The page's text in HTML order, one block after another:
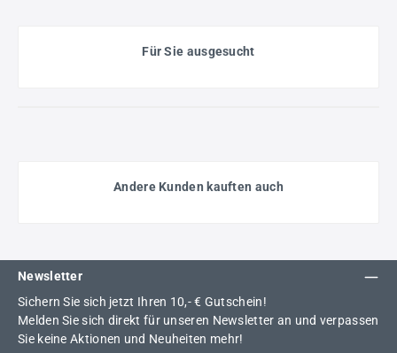
Für Sie ausgesucht
Andere Kunden kauften auch
Newsletter
Sichern Sie sich jetzt Ihren 10,- € Gutschein!
Melden Sie sich direkt für unseren Newsletter an und verpassen
Sie keine Aktionen und Neuheiten mehr!